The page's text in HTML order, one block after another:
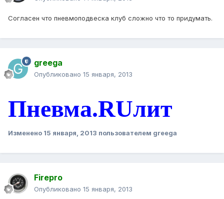
Согласен что пневмоподвеска клуб сложно что то придумать.
greega
Опубликовано 15 января, 2013
Пневма.RUлит
Изменено 15 января, 2013 пользователем greega
Firepro
Опубликовано 15 января, 2013